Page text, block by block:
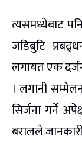
त्यसमध्येबाट
जडिबुटि
लगायत एक दर्जन
। लगानी
सिर्जना गर्ने
बरालले